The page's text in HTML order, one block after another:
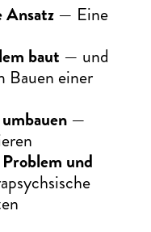
Ansatz— Eine
baut — und
Bauen einer
—
und